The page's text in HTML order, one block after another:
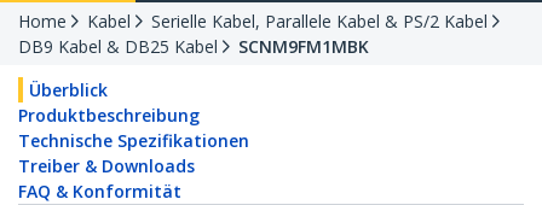
Home Kabel
Serielle Kabel, Parallele Kabel & PS/2 Kabel
DB9 Kabel & DB25 Kabel
SCNM9FM1MBK
Überblick
Produktbeschreibung
Technische Spezifikationen
Treiber & Downloads
FAQ & Konformität